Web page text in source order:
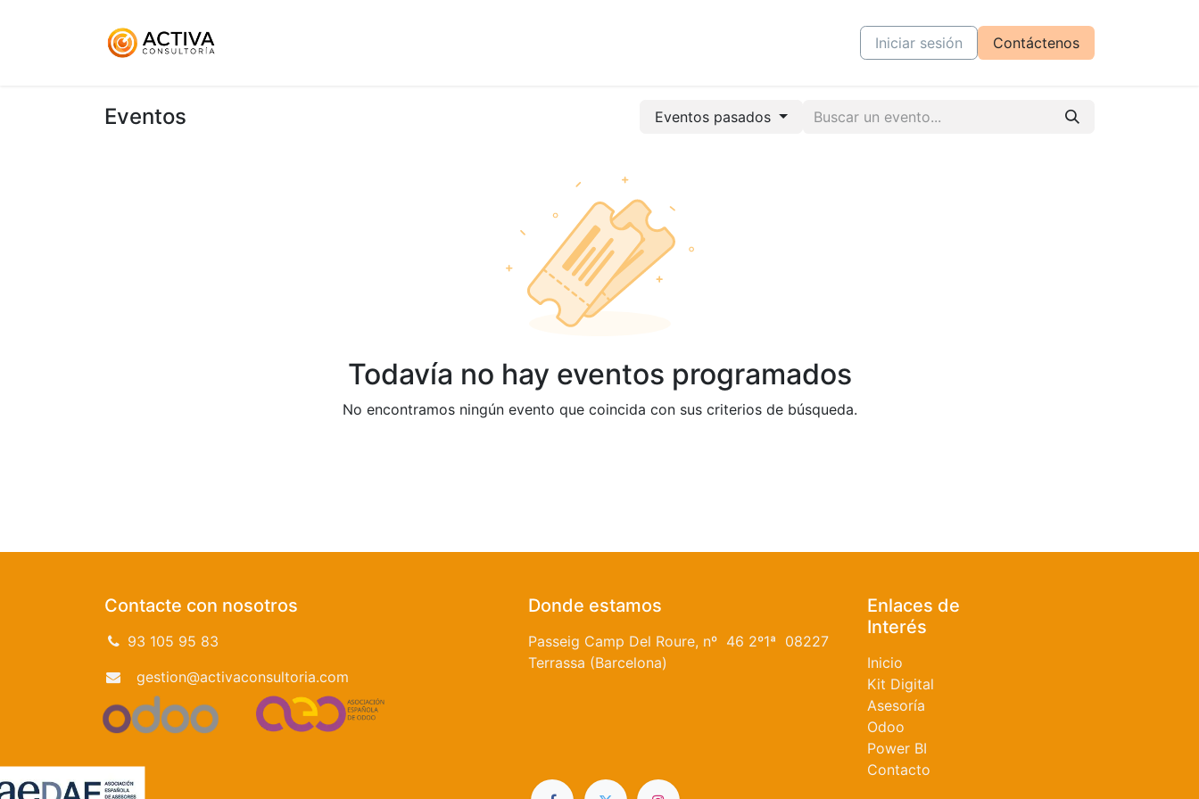
CursosIniciar sesión Contáctenos
Eventos Eventos pasados
Todavía no hay eventos programados
No encontramos ningún evento que coincida con sus criterios de búsqueda.
Contacte con nosotros
93 105 95 83
gestion@activaconsultoria.com
Donde estamos
Passeig Camp Del Roure, nº 46 2º1ª 08227
Terrassa (Barcelona)
Enlaces de
Interés
Inicio
Kit Digital
Asesoría
Odoo
Power BI
Contacto